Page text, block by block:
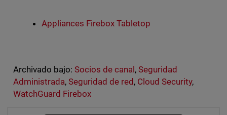
Appliances Firebox Tabletop
Archivado bajo: Socios de canal ,Seguridad
Administrada, Seguridad de red , Cloud Security,
WatchGuard Firebox